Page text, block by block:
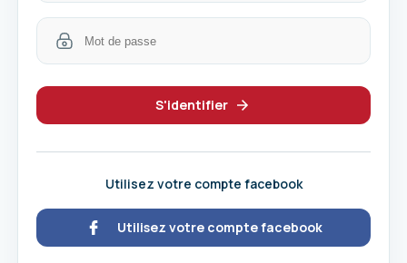
S'identifier
Utilisez votre compte facebook
Utilisez votre compte facebook